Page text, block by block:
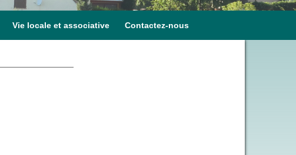
Vie locale et associative Contactez-nous